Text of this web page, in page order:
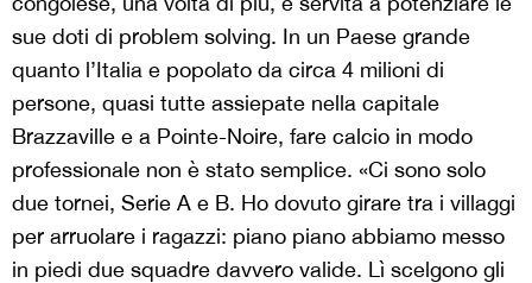
sue doti di problem solving. In un Paese grande
quanto l’Italia e popolato da circa 4 milioni di
persone, quasi tutte assiepate nella capitale
Brazzaville e a Pointe-Noire, fare calcio in modo
professionale non è stato semplice. «Ci sono solo
due tornei, Serie A e B. Ho dovuto girare tra i villaggi
per arruolare i ragazzi: piano piano abbiamo messo
in piedi due squadre davvero valide. Lì scelgono gli